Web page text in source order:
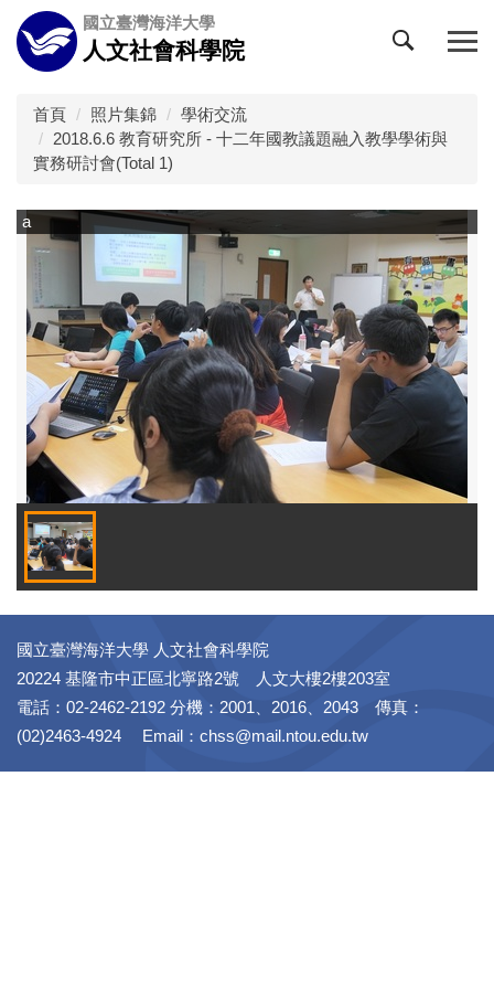
跳
到
主
國立臺灣海洋大學
人文社會科學院
首頁 照片集錦
學術交流
2018.6.6 教育研究所 - 十二年國教議題融入教學學術與
實務研討會(Total 1)
a
國立臺灣海洋大學 人文社會科學院
20224 基隆市中正區北寧路2號 人文大樓2樓203室
電話：02-2462-2192 分機：2001、2016、2043 傳真：
(02)2463-4924 Email：chss@mail.ntou.edu.tw